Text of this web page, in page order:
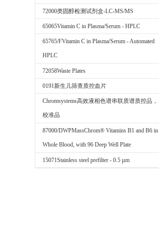
72000类固醇检测试剂盒-LC-MS/MS
65065Vitamin C in Plasma/Serum - HPLC
65765/FVitamin C in Plasma/Serum - Automated
HPLC
72058Waste Plates
0191新生儿筛查质控血片
Chromsystems高效液相色谱串联质谱质控品，
校准品
87000/DWPMassChrom® Vitamins B1 and B6 in
Whole Blood, with 96 Deep Well Plate
15071Stainless steel prefilter - 0.5 µm